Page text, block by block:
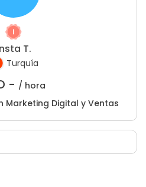
T.
Turquía
- / hora
Marketing Digital y Ventas